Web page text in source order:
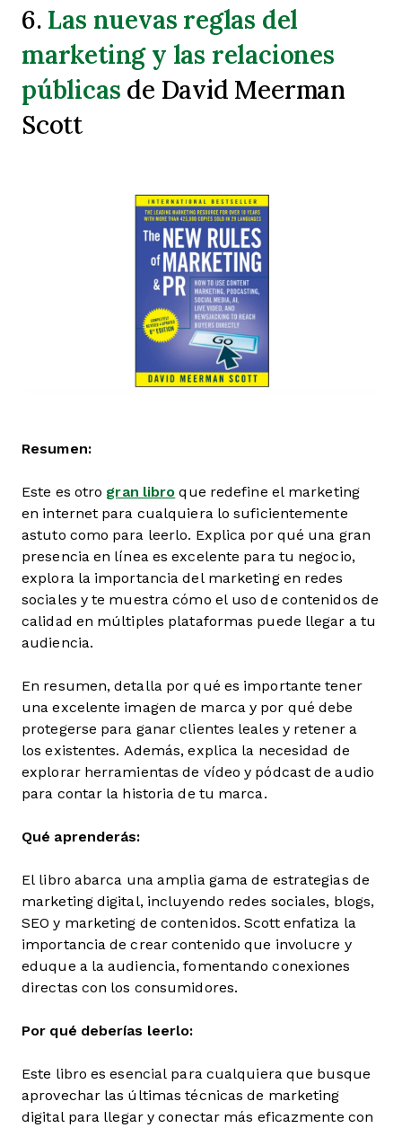
6. Las nuevas reglas del
marketing y las relaciones
públicas de David Meerman
Scott
Resumen:
Este es otro gran libro que redefine el marketing
en internet para cualquiera lo suficientemente
astuto como para leerlo. Explica por qué una gran
presencia en línea es excelente para tu negocio,
explora la importancia del marketing en redes
sociales y te muestra cómo el uso de contenidos de
calidad en múltiples plataformas puede llegar a tu
audiencia.
En resumen, detalla por qué es importante tener
una excelente imagen de marca y por qué debe
protegerse para ganar clientes leales y retener a
los existentes. Además, explica la necesidad de
explorar herramientas de vídeo y pódcast de audio
para contar la historia de tu marca.
Qué aprenderás:
El libro abarca una amplia gama de estrategias de
marketing digital, incluyendo redes sociales, blogs,
SEO y marketing de contenidos. Scott enfatiza la
importancia de crear contenido que involucre y
eduque a la audiencia, fomentando conexiones
directas con los consumidores.
Por qué deberías leerlo:
Este libro es esencial para cualquiera que busque
aprovechar las últimas técnicas de marketing
digital para llegar y conectar más eficazmente con